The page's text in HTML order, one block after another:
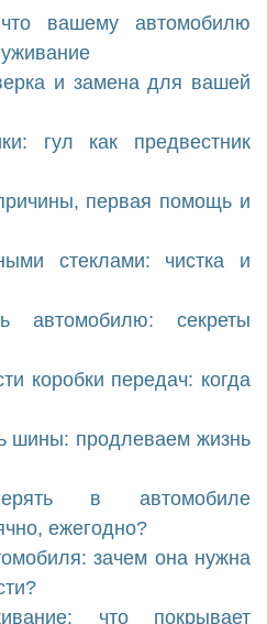
вашему автомобилю
и замена для вашей
гул как предвестник
первая помощь и
стеклами: чистка и
автомобилю: секреты
коробки передач: когда
шины: продлеваем жизнь
в автомобиле
ежегодно?
зачем она нужна
что покрывает